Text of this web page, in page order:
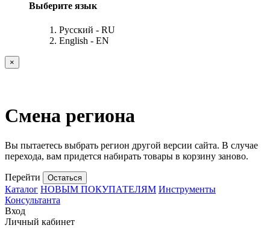
Выберите язык
Русский - RU
English - EN
×
Смена региона
Вы пытаетесь выбрать регион другой версии сайта. В случае
перехода, вам придется набирать товары в корзину заново.
Перейти Остаться
Каталог НОВЫМ ПОКУПАТЕЛЯМ Инструменты
Консультанта
Вход
Личный кабинет